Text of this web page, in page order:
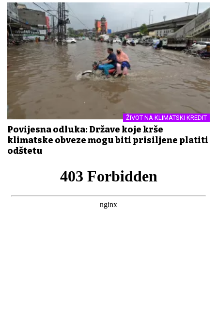
ŽIVOT NA KLIMATSKI KREDIT
Povijesna odluka: Države koje krše
klimatske obveze mogu biti prisiljene platiti
odštetu